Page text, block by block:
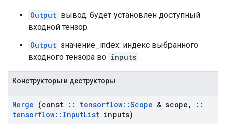
Output вывод: будет установлен доступный
входной тензор.
Output значение_index: индекс выбранного
входного тензора во inputs .
Конструкторы и деструкторы
Merge (const :: tensorflow::Scope & scope ,
::
tensorflow:: InputList inputs)